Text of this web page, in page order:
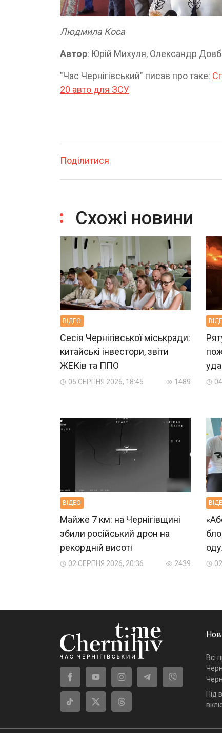
Людмила Коса
Автор: Юрій Михуля, Олександр
"Час Чернігівський" писав про таке:
20 авто для ЗСУ
Поділитися
Схожі новини
ВIДЕО
Сесія Чернігівської міськради:
китайські інвестори, звіти
ЖЕКів та ППО
05 СЕРПНЯ 2026, 18:45 1489
ВIДЕО
Майже 7 км: на Чернігівщині
збили російський дрон на
рекордній висоті
02 СЕРПНЯ 2026, 20:36 2439
Всі
Під